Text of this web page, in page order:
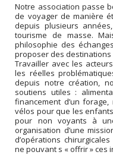
Notre association passe
de voyager de manière
depuis plusieurs
tourisme de masse.
philosophie des
proposer des
Travailler avec les
les réelles
depuis notre création,
soutiens utiles :
financement d’un
vélos pour que les
pour non voyants à
organisation d’une
d’opérations
ne pouvant s « offrir » ces